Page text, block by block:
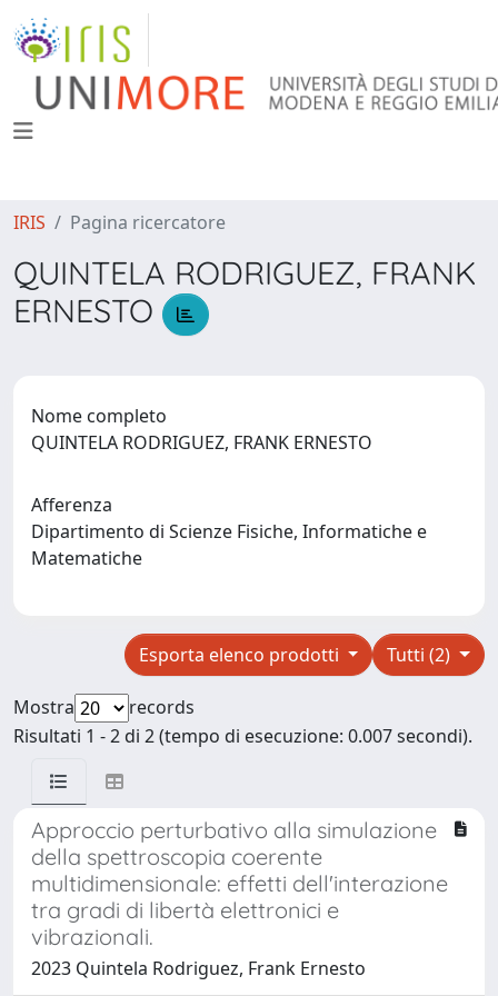
IRIS Pagina ricercatore
QUINTELA RODRIGUEZ, FRANK
ERNESTO
Nome completo
QUINTELA RODRIGUEZ, FRANK ERNESTO
Afferenza
Dipartimento di Scienze Fisiche, Informatiche e
Matematiche
Tutti (2)
Esporta elenco prodotti
Mostra
records
Risultati 1 - 2 di 2 (tempo di esecuzione: 0.007 secondi).
Approccio perturbativo alla simulazione
della spettroscopia coerente
multidimensionale: effetti dell'interazione
tra gradi di libertà elettronici e
vibrazionali.
2023 Quintela Rodriguez, Frank Ernesto